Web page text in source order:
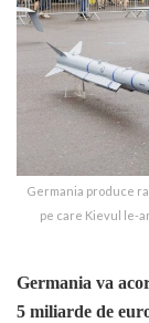
Germania produce
pe care Kievul le-
Germania va
5 miliarde de